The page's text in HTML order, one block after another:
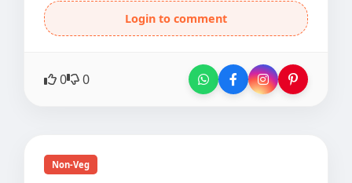
Login to comment
0 0
Non-Veg